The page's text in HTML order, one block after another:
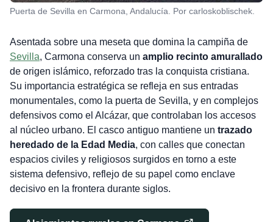
Puerta de Sevilla en Carmona, Andalucía. Por carloskoblischek.
Asentada sobre una meseta que domina la campiña de
Sevilla, Carmona conserva un amplio recinto amurallado
de origen islámico, reforzado tras la conquista cristiana.
Su importancia estratégica se refleja en sus entradas
monumentales, como la puerta de Sevilla, y en complejos
defensivos como el Alcázar, que controlaban los accesos
al núcleo urbano. El casco antiguo mantiene un trazado
heredado de la Edad Media, con calles que conectan
espacios civiles y religiosos surgidos en torno a este
sistema defensivo, reflejo de su papel como enclave
decisivo en la frontera durante siglos.